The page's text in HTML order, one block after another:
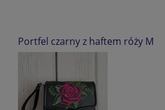
Portfel czarny z haftem róży M